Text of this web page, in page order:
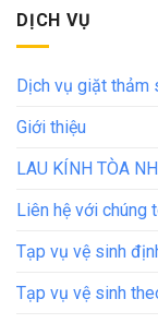
DỊCH VỤ
Dịch vụ giặt thảm
Giới thiệu
LAU KÍNH TÒA
Liên hệ với chúng
Tạp vụ vệ sinh
Tạp vụ vệ sinh